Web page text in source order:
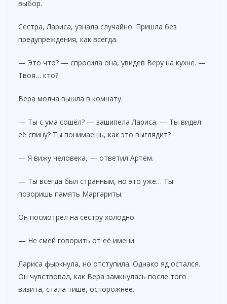
выбор.
Сестра, Лариса, узнала случайно. Пришла без
предупреждения, как всегда.
— Это что? — спросила она, увидев Веру на кухне. —
Твоя… кто?
Вера молча вышла в комнату.
— Ты с ума сошёл? — зашипела Лариса. — Ты видел
её спину? Ты понимаешь, как это выглядит?
— Я вижу человека, — ответил Артём.
— Ты всегда был странным, но это уже… Ты
позоришь память Маргариты.
Он посмотрел на сестру холодно.
— Не смей говорить от её имени.
Лариса фыркнула, но отступила. Однако яд остался.
Он чувствовал, как Вера замкнулась после того
визита, стала тише, осторожнее.